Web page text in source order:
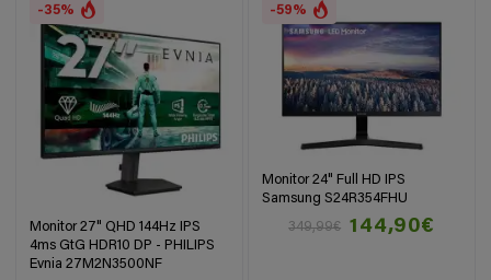
-35%
Monitor 27" QHD 144Hz IPS
4ms GtG HDR10 DP - PHILIPS
Evnia 27M2N3500NF
-59%
Monitor 24" Full HD IPS
Samsung S24R354FHU
349,99€
144,90€